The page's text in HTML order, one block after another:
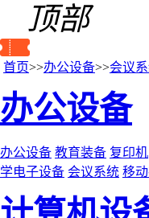
顶部
首页>>办公设备>>会议
办公设备
办公设备 教育装备 复印机
学电子设备 会议系统 移